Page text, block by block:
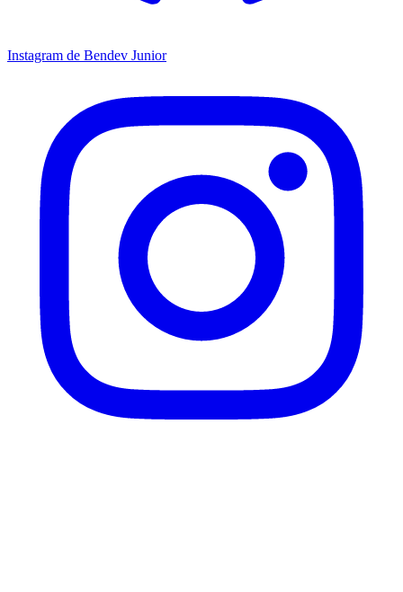
Instagram de Bendev Junior